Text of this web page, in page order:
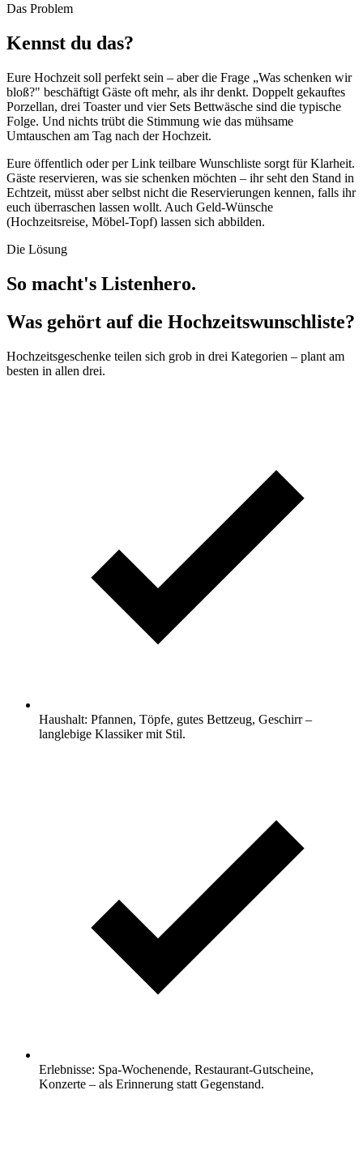
Das Problem
Kennst du das?
Eure Hochzeit soll perfekt sein – aber die Frage „Was schenken wir
bloß?" beschäftigt Gäste oft mehr, als ihr denkt. Doppelt gekauftes
Porzellan, drei Toaster und vier Sets Bettwäsche sind die typische
Folge. Und nichts trübt die Stimmung wie das mühsame
Umtauschen am Tag nach der Hochzeit.
Eure öffentlich oder per Link teilbare Wunschliste sorgt für Klarheit.
Gäste reservieren, was sie schenken möchten – ihr seht den Stand in
Echtzeit, müsst aber selbst nicht die Reservierungen kennen, falls ihr
euch überraschen lassen wollt. Auch Geld-Wünsche
(Hochzeitsreise, Möbel-Topf) lassen sich abbilden.
Die Lösung
So macht's Listenhero.
Was gehört auf die Hochzeitswunschliste?
Hochzeitsgeschenke teilen sich grob in drei Kategorien – plant am
besten in allen drei.
Haushalt: Pfannen, Töpfe, gutes Bettzeug, Geschirr –
langlebige Klassiker mit Stil.
Erlebnisse: Spa-Wochenende, Restaurant-Gutscheine,
Konzerte – als Erinnerung statt Gegenstand.